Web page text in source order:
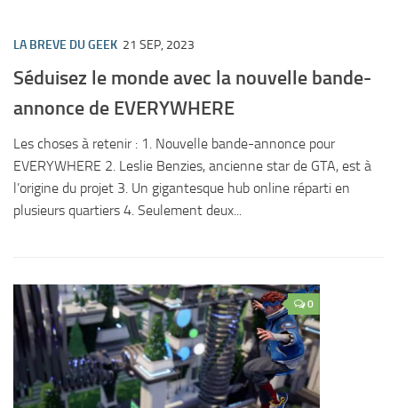
LA BREVE DU GEEK 21 SEP, 2023
Séduisez le monde avec la nouvelle bande-
annonce de EVERYWHERE
Les choses à retenir : 1. Nouvelle bande-annonce pour
EVERYWHERE 2. Leslie Benzies, ancienne star de GTA, est à
l’origine du projet 3. Un gigantesque hub online réparti en
plusieurs quartiers 4. Seulement deux...
0